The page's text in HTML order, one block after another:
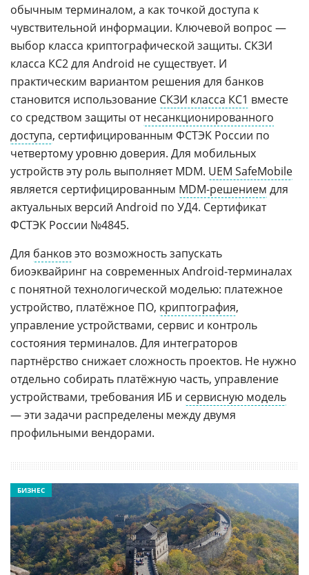
обычным терминалом, а как точкой доступа к
чувствительной информации. Ключевой вопрос —
выбор класса криптографической защиты. СКЗИ
класса КС2 для Android не существует. И
практическим вариантом решения для банков
становится использование СКЗИ класса КС1 вместе
со средством защиты отнесанкционированного
доступа, сертифицированным ФСТЭК России по
четвертому уровню доверия. Для мобильных
устройств эту роль выполняет MDM. UEM SafeMobile
является сертифицированным MDM-решением для
актуальных версий Android по УД4. Сертификат
ФСТЭК России №4845.
Для банковэто возможность запускать
биоэквайринг на современных Android-терминалах
с понятной технологической моделью: платежное
устройство, платёжное ПО, криптография,
управление устройствами, сервис и контроль
состояния терминалов. Для интеграторов
партнёрство снижает сложность проектов. Не нужно
отдельно собирать платёжную часть, управление
устройствами, требования ИБ и сервисную модель
— эти задачи распределены между двумя
профильными вендорами.
БИЗНЕС